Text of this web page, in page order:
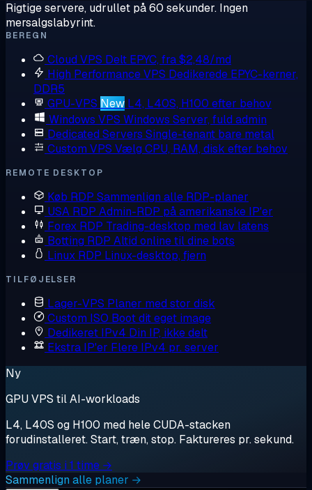
Rigtige servere, udrullet på 60 sekunder. Ingen
mersalgslabyrint.
BEREGN
Cloud VPS Delt EPYC, fra $2,48/md
High Performance VPS Dedikerede EPYC-kerner,
DDR5
GPU-VPS New L4, L40S, H100 efter behov
Windows VPS Windows Server, fuld admin
Dedicated Servers Single-tenant bare metal
Custom VPS Vælg CPU, RAM, disk efter behov
REMOTE DESKTOP
Køb RDP Sammenlign alle RDP-planer
USA RDP Admin-RDP på amerikanske IP'er
Forex RDP Trading-desktop med lav latens
Botting RDP Altid online til dine bots
Linux RDP Linux-desktop, fjern
TILFØJELSER
Lager-VPS Planer med stor disk
Custom ISO Boot dit eget image
Dedikeret IPv4 Din IP, ikke delt
Ekstra IP'er Flere IPv4 pr. server
Ny
GPU VPS til AI-workloads
L4, L40S og H100 med hele CUDA-stacken
forudinstalleret. Start, træn, stop. Faktureres pr. sekund.
Prøv gratis i 1 time →
Sammenlign alle planer →